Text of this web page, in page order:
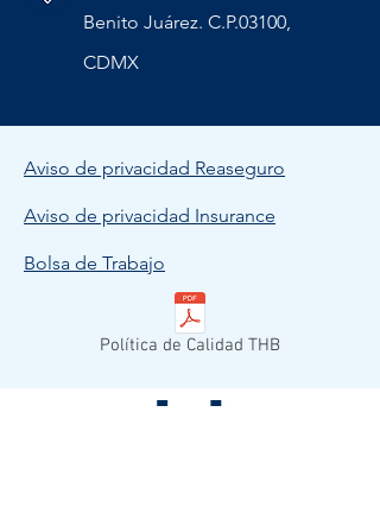
Benito Juárez. C.P.03100,
CDMX
Aviso de privacidad Reaseguro
Aviso de privacidad Insurance
Bolsa de Trabajo
Política de Calidad THB